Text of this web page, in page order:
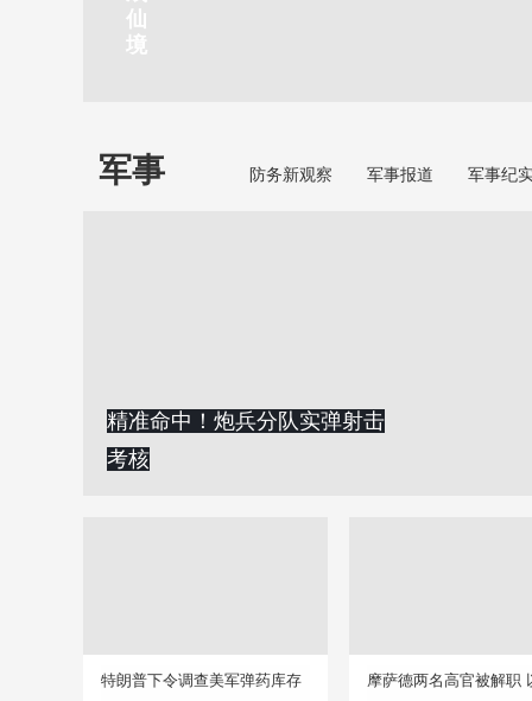
京娘湖位于邯郸武安市口上村北，常年平均气温19摄氏度，夏
公
园
镇
景
区
峡
海
湾
瀑
布
山
仙
境
军事 防务新观察 军事报道 军事纪
精准命中！炮兵分队实弹射击
考核
特朗普下令调查美军弹药库存
摩萨德两名高官被解职